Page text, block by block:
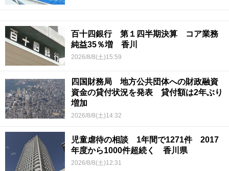
百十四銀行 第１四半期決算 コア業務
純益35％増 香川
2026/8/8(土)15:59
四国財務局 地方公共団体への財政融資
資金の貸付状況を発表 貸付額は2年ぶり
増加
2026/8/8(土)14:32
児童虐待の相談 1年間で1271件 2017
年度から1000件超続く 香川県
2026/8/8(土)12:31